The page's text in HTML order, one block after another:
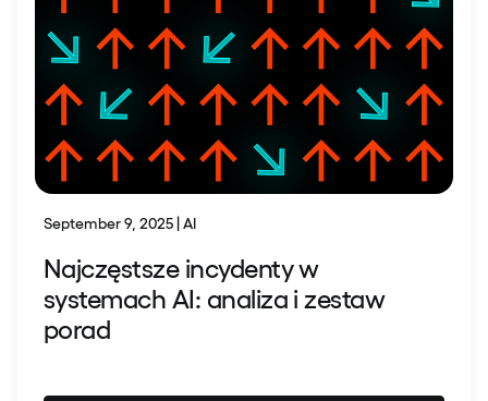
September 9, 2025 | AI
Najczęstsze incydenty w
systemach AI: analiza i zestaw
porad